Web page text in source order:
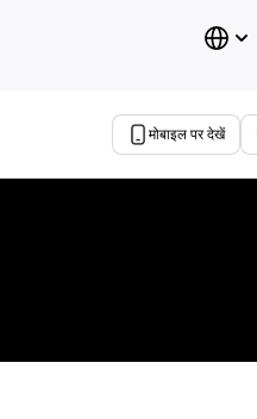
मोबाइल पर देखें